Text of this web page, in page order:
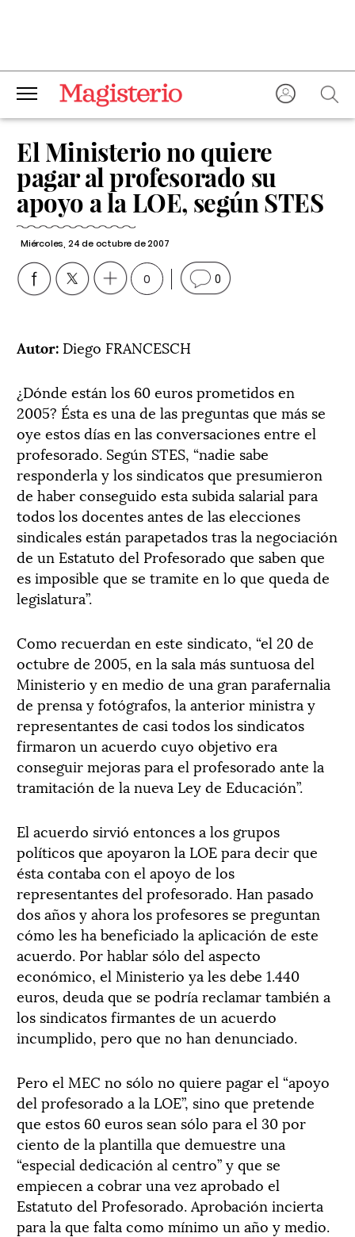
El Ministerio no quiere
pagar al profesorado su
apoyo a la LOE, según STES
Miércoles, 24 de octubre de 2007
0 0
Autor: Diego FRANCESCH
¿Dónde están los 60 euros prometidos en
2005? Ésta es una de las preguntas que más se
oye estos días en las conversaciones entre el
profesorado. Según STES, “nadie sabe
responderla y los sindicatos que presumieron
de haber conseguido esta subida salarial para
todos los docentes antes de las elecciones
sindicales están parapetados tras la negociación
de un Estatuto del Profesorado que saben que
es imposible que se tramite en lo que queda de
legislatura”.
Como recuerdan en este sindicato, “el 20 de
octubre de 2005, en la sala más suntuosa del
Ministerio y en medio de una gran parafernalia
de prensa y fotógrafos, la anterior ministra y
representantes de casi todos los sindicatos
firmaron un acuerdo cuyo objetivo era
conseguir mejoras para el profesorado ante la
tramitación de la nueva Ley de Educación”.
El acuerdo sirvió entonces a los grupos
políticos que apoyaron la LOE para decir que
ésta contaba con el apoyo de los
representantes del profesorado. Han pasado
dos años y ahora los profesores se preguntan
cómo les ha beneficiado la aplicación de este
acuerdo. Por hablar sólo del aspecto
económico, el Ministerio ya les debe 1.440
euros, deuda que se podría reclamar también a
los sindicatos firmantes de un acuerdo
incumplido, pero que no han denunciado.
Pero el MEC no sólo no quiere pagar el “apoyo
del profesorado a la LOE”, sino que pretende
que estos 60 euros sean sólo para el 30 por
ciento de la plantilla que demuestre una
“especial dedicación al centro” y que se
empiecen a cobrar una vez aprobado el
Estatuto del Profesorado. Aprobación incierta
para la que falta como mínimo un año y medio.